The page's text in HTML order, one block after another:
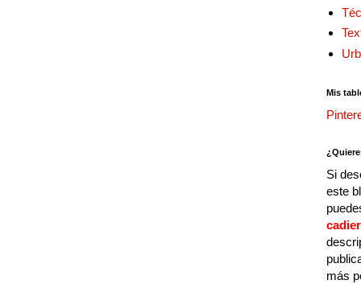
Mis
Si
este
más